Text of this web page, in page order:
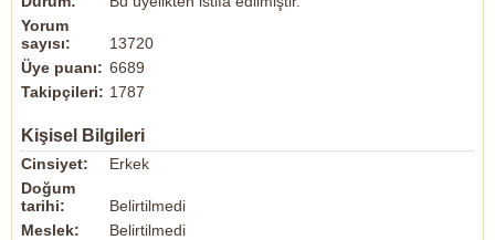
Yorum
sayısı:
13720
Üye puanı: 6689
Takipçileri: 1787
Kişisel Bilgileri
Cinsiyet:
Erkek
Doğum
tarihi:
Belirtilmedi
Meslek:
Belirtilmedi